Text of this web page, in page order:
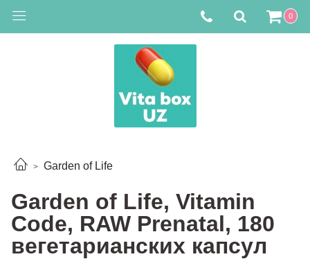
0
Garden of Life
Garden of Life, Vitamin
Code, RAW Prenatal, 180
вегетарианских капсул